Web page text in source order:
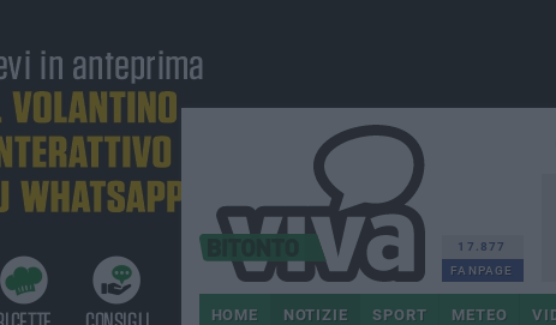
17.877
FANPAGE
HOME NOTIZIE SPORT METEO